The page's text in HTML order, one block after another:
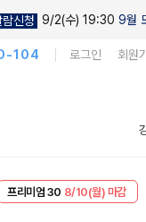
람신청 9/2(수) 19:30 9월
D-104 로그인 회원
EVENT 8/10(월) 마감